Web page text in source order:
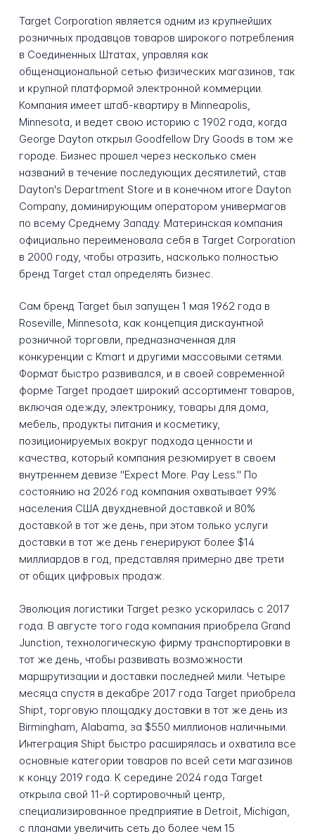
Target Corporation является одним из крупнейших
розничных продавцов товаров широкого потребления
в Соединенных Штатах, управляя как
общенациональной сетью физических магазинов, так
и крупной платформой электронной коммерции.
Компания имеет штаб-квартиру в Minneapolis,
Minnesota, и ведет свою историю с 1902 года, когда
George Dayton открыл Goodfellow Dry Goods в том же
городе. Бизнес прошел через несколько смен
названий в течение последующих десятилетий, став
Dayton's Department Store и в конечном итоге Dayton
Company, доминирующим оператором универмагов
по всему Среднему Западу. Материнская компания
официально переименовала себя в Target Corporation
в 2000 году, чтобы отразить, насколько полностью
бренд Target стал определять бизнес.
Сам бренд Target был запущен 1 мая 1962 года в
Roseville, Minnesota, как концепция дискаунтной
розничной торговли, предназначенная для
конкуренции с Kmart и другими массовыми сетями.
Формат быстро развивался, и в своей современной
форме Target продает широкий ассортимент товаров,
включая одежду, электронику, товары для дома,
мебель, продукты питания и косметику,
позиционируемых вокруг подхода ценности и
качества, который компания резюмирует в своем
внутреннем девизе "Expect More. Pay Less." По
состоянию на 2026 год компания охватывает 99%
населения США двухдневной доставкой и 80%
доставкой в тот же день, при этом только услуги
доставки в тот же день генерируют более $14
миллиардов в год, представляя примерно две трети
от общих цифровых продаж.
Эволюция логистики Target резко ускорилась с 2017
года. В августе того года компания приобрела Grand
Junction, технологическую фирму транспортировки в
тот же день, чтобы развивать возможности
маршрутизации и доставки последней мили. Четыре
месяца спустя в декабре 2017 года Target приобрела
Shipt, торговую площадку доставки в тот же день из
Birmingham, Alabama, за $550 миллионов наличными.
Интеграция Shipt быстро расширялась и охватила все
основные категории товаров по всей сети магазинов
к концу 2019 года. К середине 2024 года Target
открыла свой 11-й сортировочный центр,
специализированное предприятие в Detroit, Michigan,
с планами увеличить сеть до более чем 15